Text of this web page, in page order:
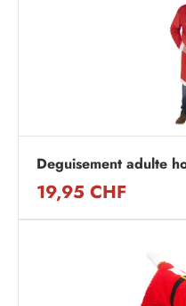
Deguisement adulte
19,95 CHF